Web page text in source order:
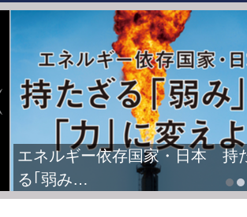
FIFAワールドカップ2026